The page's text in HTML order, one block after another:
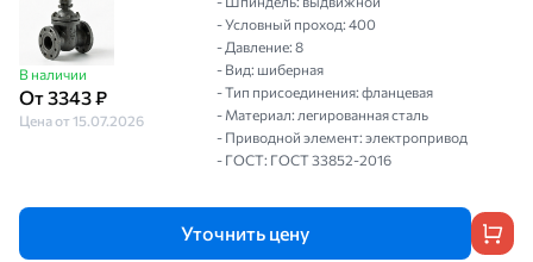
В наличии
От 3343 ₽
Цена от 15.07.2026
- Условный проход: 400
- Давление: 8
- Вид: шиберная
- Тип присоединения: фланцевая
- Материал: легированная сталь
- Приводной элемент: электропривод
- ГОСТ: ГОСТ 33852-2016
Уточнить цену